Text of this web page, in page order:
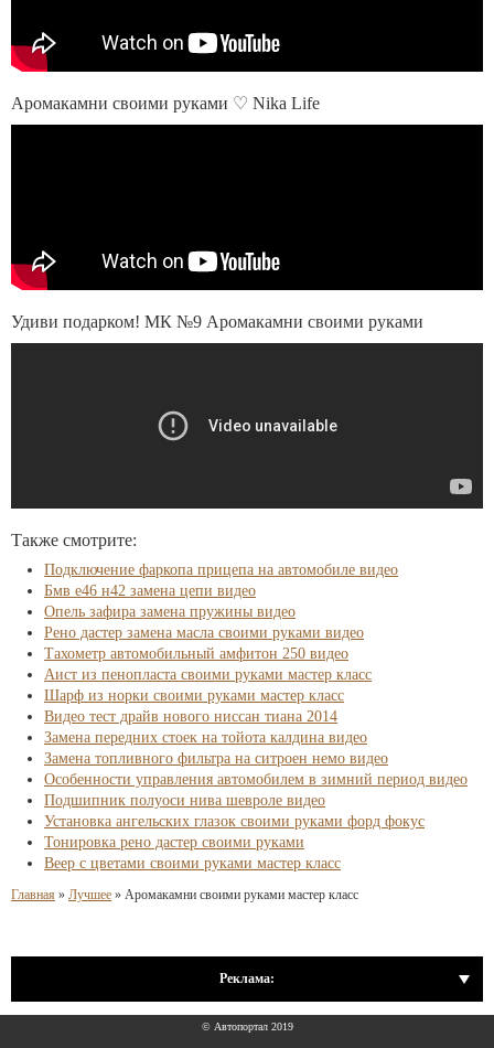
Аромакамни своими руками ♡ Nika Life
Удиви подарком! МК №9 Аромакамни своими руками
Также смотрите:
Подключение фаркопа прицепа на автомобиле видео
Бмв е46 н42 замена цепи видео
Опель зафира замена пружины видео
Рено дастер замена масла своими руками видео
Тахометр автомобильный амфитон 250 видео
Аист из пенопласта своими руками мастер класс
Шарф из норки своими руками мастер класс
Видео тест драйв нового ниссан тиана 2014
Замена передних стоек на тойота калдина видео
Замена топливного фильтра на ситроен немо видео
Особенности управления автомобилем в зимний период видео
Подшипник полуоси нива шевроле видео
Установка ангельских глазок своими руками форд фокус
Тонировка рено дастер своими руками
Веер с цветами своими руками мастер класс
Главная » Лучшее » Аромакамни своими руками мастер класс
Реклама:
© Автопортал 2019